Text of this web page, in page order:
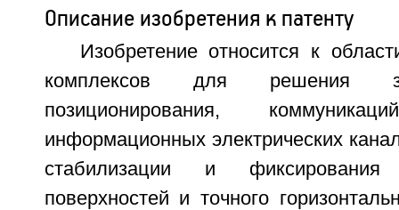
Описание изобретения к патенту
Изобретение относится к
комплексов для решения
позиционирования,
информационных электрических
стабилизации и
поверхностей и точного